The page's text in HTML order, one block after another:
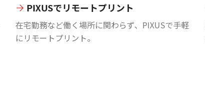
PIXUSでリモートプリント
在宅勤務など働く場所に関わらず、PIXUSで手軽
にリモートプリント。